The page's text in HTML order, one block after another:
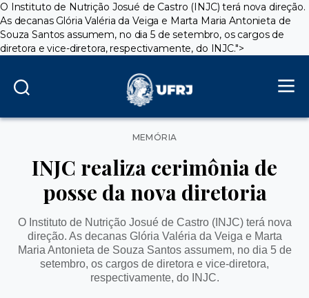
O Instituto de Nutrição Josué de Castro (INJC) terá nova direção.
As decanas Glória Valéria da Veiga e Marta Maria Antonieta de
Souza Santos assumem, no dia 5 de setembro, os cargos de
diretora e vice-diretora, respectivamente, do INJC.">
Categorias
MEMÓRIA
INJC realiza cerimônia de
posse da nova diretoria
O Instituto de Nutrição Josué de Castro (INJC) terá nova
direção. As decanas Glória Valéria da Veiga e Marta
Maria Antonieta de Souza Santos assumem, no dia 5 de
setembro, os cargos de diretora e vice-diretora,
respectivamente, do INJC.